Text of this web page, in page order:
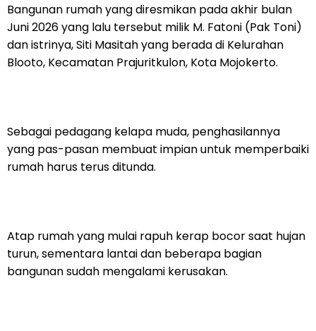
Bangunan rumah yang diresmikan pada akhir bulan
Juni 2026 yang lalu tersebut milik M. Fatoni (Pak Toni)
dan istrinya, Siti Masitah yang berada di Kelurahan
Blooto, Kecamatan Prajuritkulon, Kota Mojokerto.
Sebagai pedagang kelapa muda, penghasilannya
yang pas-pasan membuat impian untuk memperbaiki
rumah harus terus ditunda.
Atap rumah yang mulai rapuh kerap bocor saat hujan
turun, sementara lantai dan beberapa bagian
bangunan sudah mengalami kerusakan.